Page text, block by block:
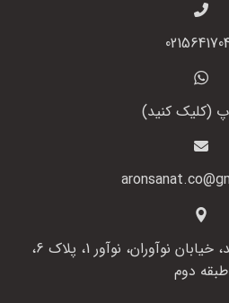
(کلیک کنید)
تهران، شهرک صنعتی پرند، خیابان نوآوران، نوآور 1، پلاک 6،
طبقه دوم